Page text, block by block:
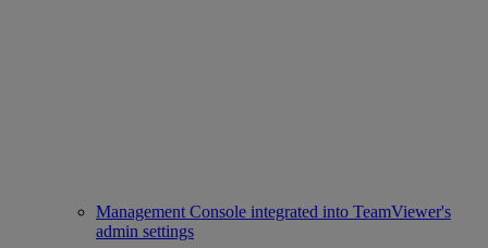
Management Console integrated into TeamViewer's
admin settings